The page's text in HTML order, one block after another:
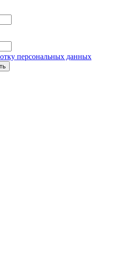
персональных данных